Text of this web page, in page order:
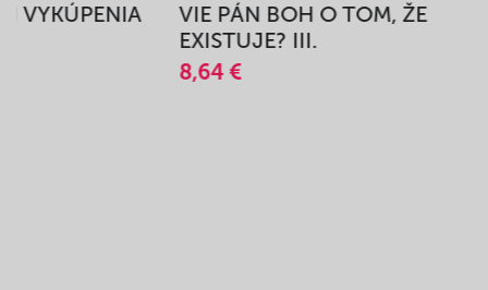
VYKÚPENIA
VIE PÁN BOH O TOM, ŽE
EXISTUJE? III.
8,64 €